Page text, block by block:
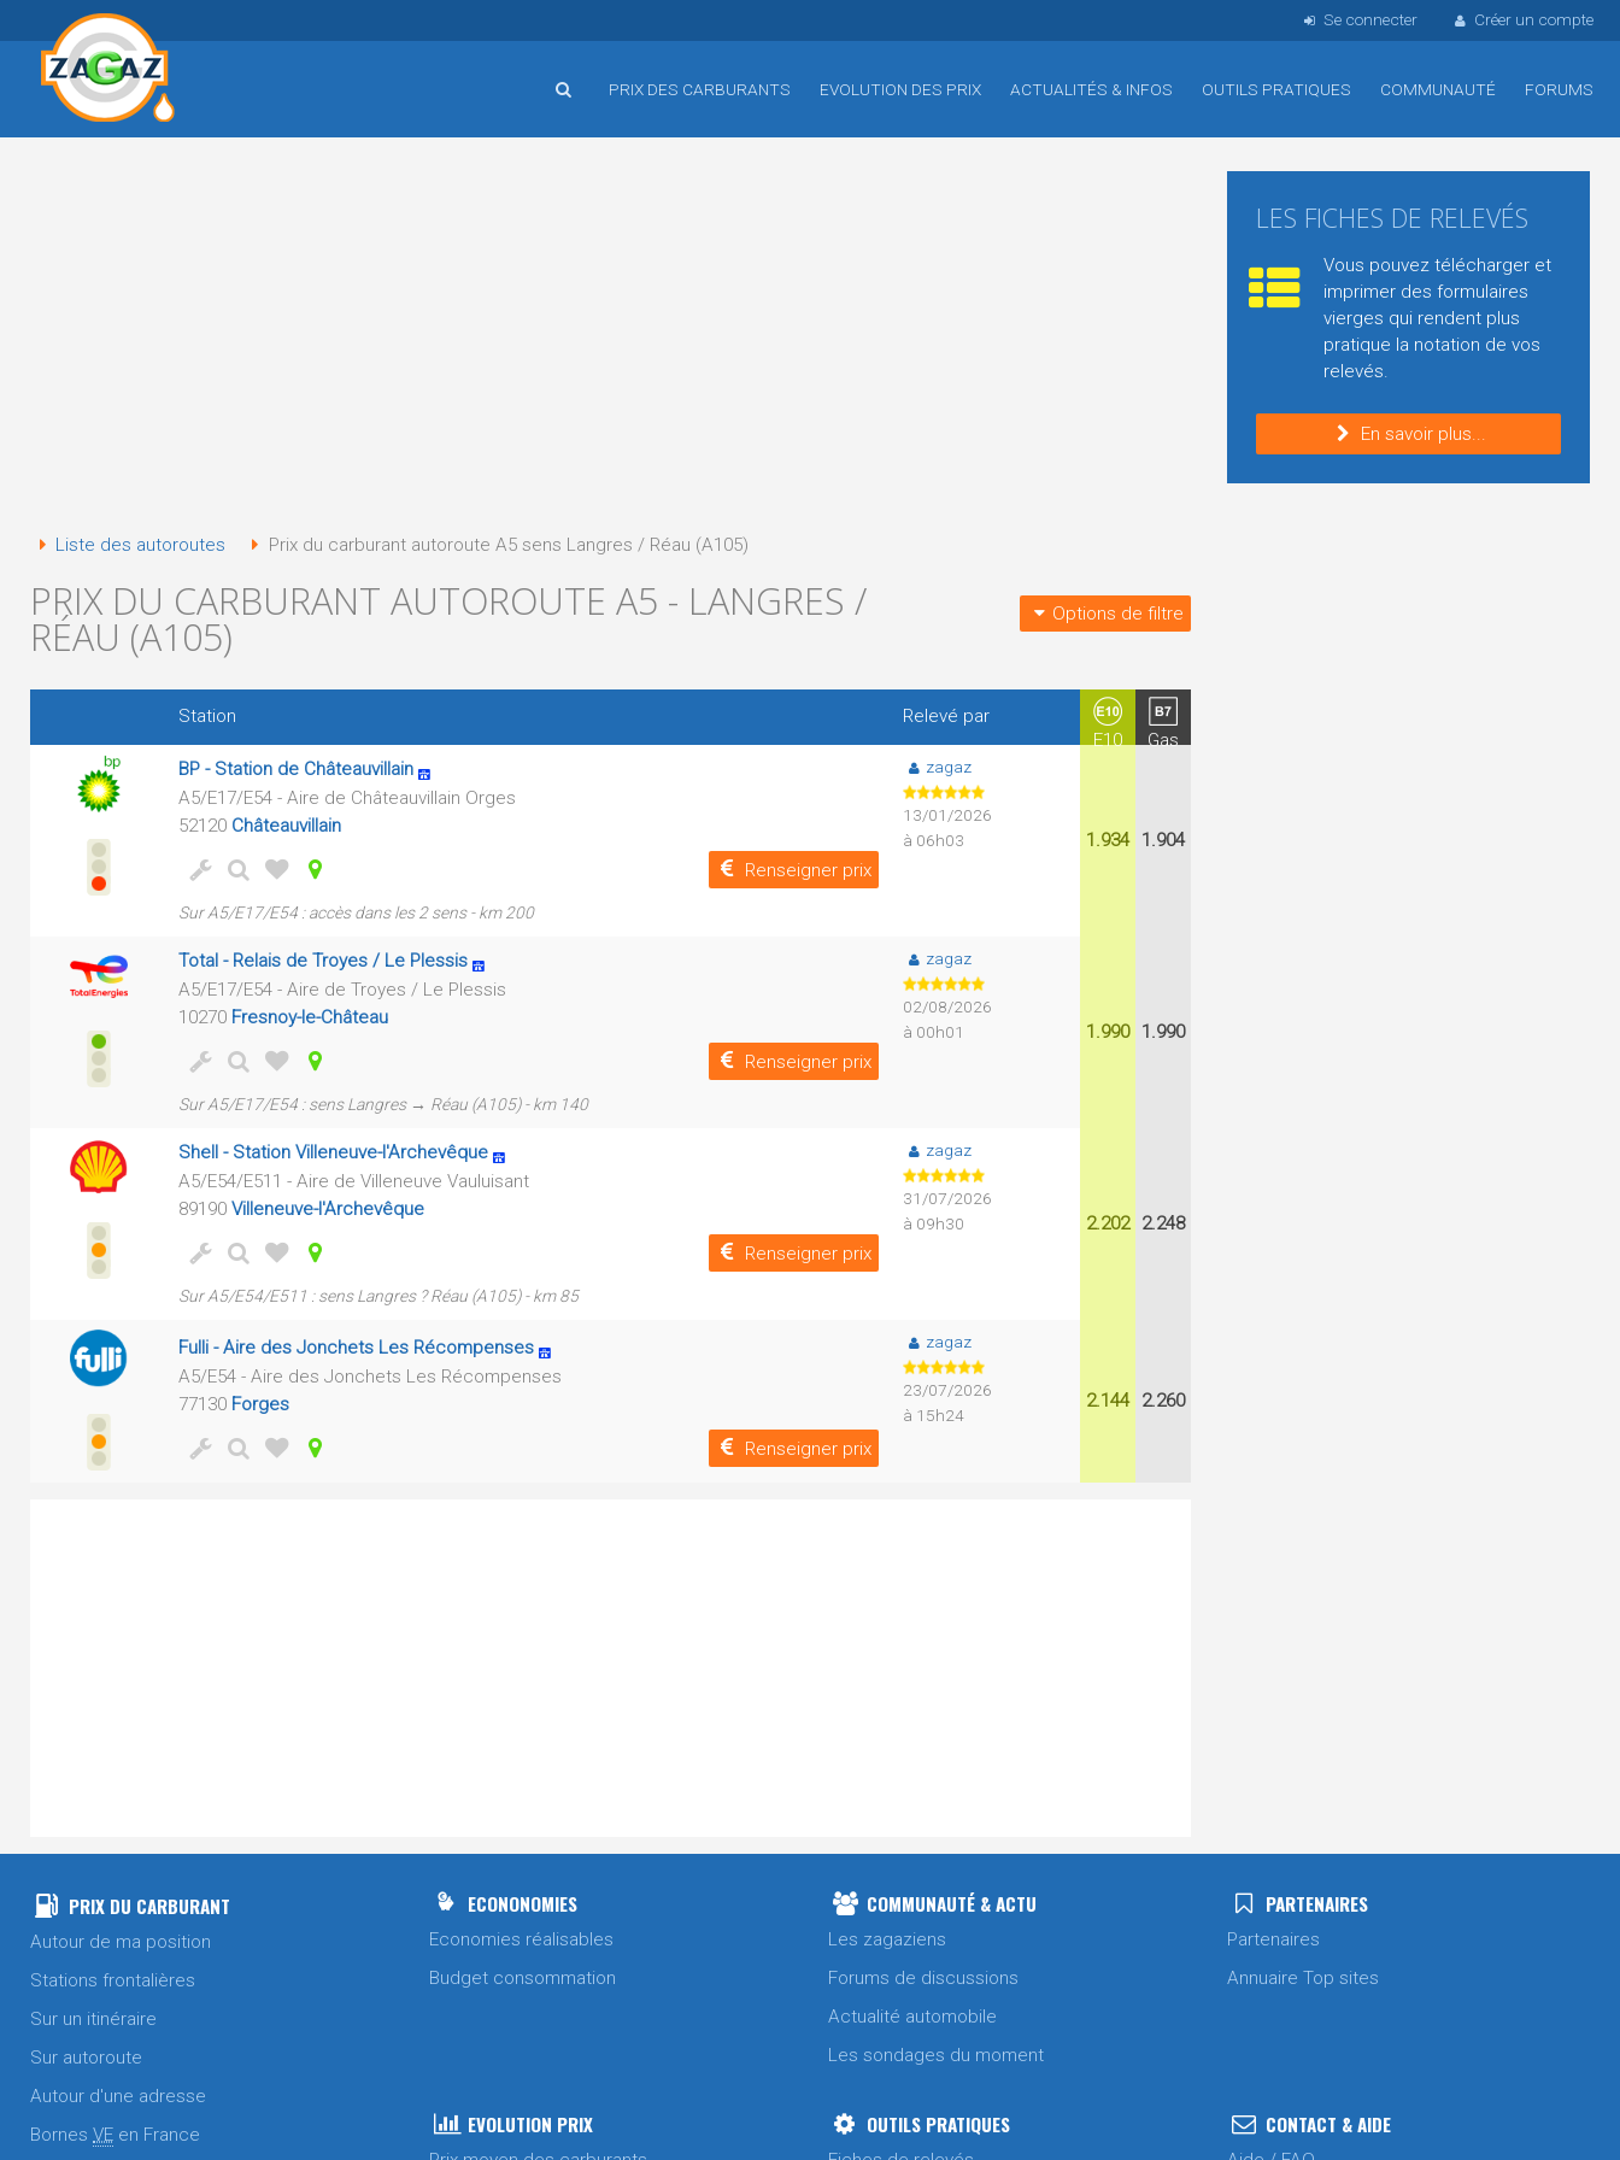
Se connecter Créer un compte
PRIX DES CARBURANTS EVOLUTION DES PRIX ACTUALITÉS & INFOS OUTILS PRATIQUES COMMUNAUTÉ FORUMS
Liste des autoroutes Prix du carburant autoroute A5 sens Langres / Réau (A105)
PRIX DU CARBURANT AUTOROUTE A5 - LANGRES /
RÉAU (A105) Options de filtre
Station
Relevé par
E10
Gas
BP - Station de Châteauvillain
A5/E17/E54 - Aire de Châteauvillain Orges
52120 Châteauvillain
Renseigner prix
Sur A5/E17/E54 : accès dans les 2 sens - km 200
zagaz
13/01/2026
à 06h03
1.934 1.904
Total - Relais de Troyes / Le Plessis
A5/E17/E54 - Aire de Troyes / Le Plessis
10270 Fresnoy-le-Château
Renseigner prix
Sur A5/E17/E54 : sens Langres → Réau (A105) - km 140
zagaz
02/08/2026
à 00h01
1.990 1.990
Shell - Station Villeneuve-l'Archevêque
A5/E54/E511 - Aire de Villeneuve Vauluisant
89190 Villeneuve-l'Archevêque
Renseigner prix
Sur A5/E54/E511 : sens Langres ? Réau (A105) - km 85
zagaz
31/07/2026
à 09h30
2.202 2.248
Fulli - Aire des Jonchets Les Récompenses
A5/E54 - Aire des Jonchets Les Récompenses
77130 Forges
Renseigner prix
zagaz
23/07/2026
à 15h24
2.144 2.260
LES FICHES DE RELEVÉS
Vous pouvez télécharger et
imprimer des formulaires
vierges qui rendent plus
pratique la notation de vos
relevés.
En savoir plus...
PRIX DU CARBURANT
Autour de ma position
Stations frontalières
Sur un itinéraire
Sur autoroute
Autour d'une adresse
Bornes VE en France
ECONONOMIES
Economies réalisables
Budget consommation
COMMUNAUTÉ & ACTU
Les zagaziens
Forums de discussions
Actualité automobile
Les sondages du moment
PARTENAIRES
Partenaires
Annuaire Top sites
EVOLUTION PRIX OUTILS PRATIQUES CONTACT & AIDE